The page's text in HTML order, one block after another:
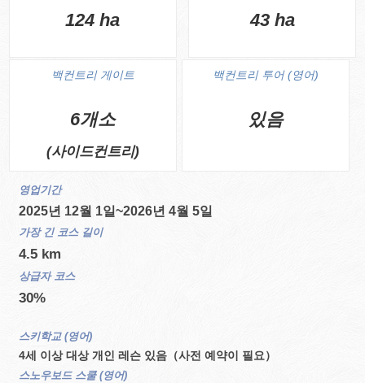
124 ha 43 ha
백컨트리 게이트
6개소
(사이드컨트리)
백컨트리 투어 (영어)
있음
영업기간
2025년 12월 1일~2026년 4월 5일
가장 긴 코스 길이
4.5 km
상급자 코스
30%
스키학교 (영어)
4세 이상 대상 개인 레슨 있음（사전 예약이 필요）
스노우보드 스쿨 (영어)